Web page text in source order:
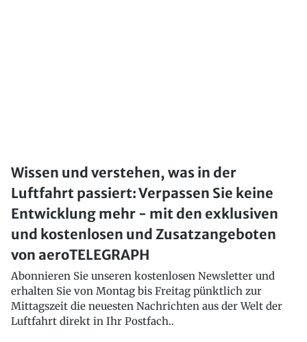
Wissen und verstehen, was in der
Luftfahrt passiert: Verpassen Sie keine
Entwicklung mehr - mit den exklusiven
und kostenlosen und Zusatzangeboten
von aeroTELEGRAPH
Abonnieren Sie unseren kostenlosen Newsletter und
erhalten Sie von Montag bis Freitag pünktlich zur
Mittagszeit die neuesten Nachrichten aus der Welt der
Luftfahrt direkt in Ihr Postfach..